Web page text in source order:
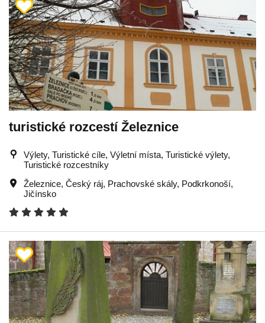
turistické rozcestí Železnice
Výlety, Turistické cíle, Výletní místa, Turistické výlety,
Turistické rozcestníky
Železnice, Český ráj, Prachovské skály, Podkrkonoší,
Jičínsko